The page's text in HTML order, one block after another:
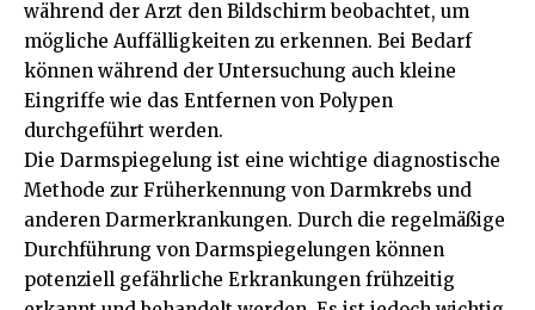
während der Arzt den Bildschirm beobachtet, um
mögliche Auffälligkeiten zu erkennen. Bei Bedarf
können während der Untersuchung auch kleine
Eingriffe wie das Entfernen von Polypen
durchgeführt werden.
Die Darmspiegelung ist eine wichtige diagnostische
Methode zur Früherkennung von Darmkrebs und
anderen Darmerkrankungen. Durch die regelmäßige
Durchführung von Darmspiegelungen können
potenziell gefährliche Erkrankungen frühzeitig